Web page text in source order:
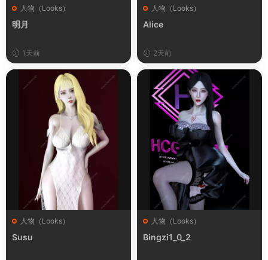
人物（Looks）
明月
1天前
人物（Looks）
Alice
2天前
人物（Looks）
Susu
人物（Looks）
Bingzi1_0_2